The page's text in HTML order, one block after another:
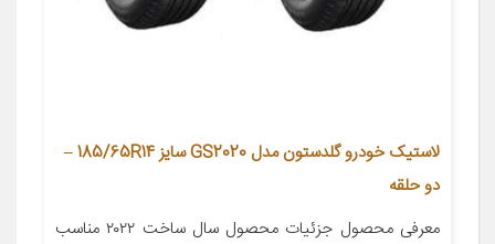
لاستیک خودرو گلدستون مدل GS2020 سایز 185/65R14 –
دو حلقه
معرفی محصول جزئیات محصول سال ساخت ۲۰۲۲ مناسب